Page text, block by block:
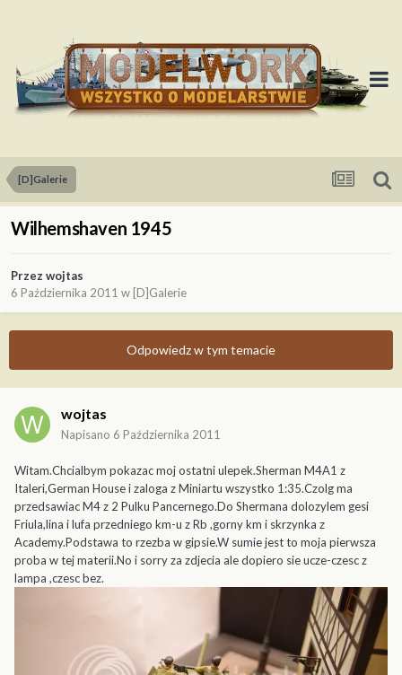
[D]Galerie
Wilhemshaven 1945
Przez wojtas
6 Października 2011 w [D]Galerie
Odpowiedz w tym temacie
wojtas
Napisano 6 Października 2011
Witam.Chcialbym pokazac moj ostatni ulepek.Sherman M4A1 z
Italeri,German House i zaloga z Miniartu wszystko 1:35.Czolg ma
przedsawiac M4 z 2 Pulku Pancernego.Do Shermana dolozylem gesi
Friula,lina i lufa przedniego km-u z Rb ,gorny km i skrzynka z
Academy.Podstawa to rzezba w gipsie.W sumie jest to moja pierwsza
proba w tej materii.No i sorry za zdjecia ale dopiero sie ucze-czesc z
lampa ,czesc bez.